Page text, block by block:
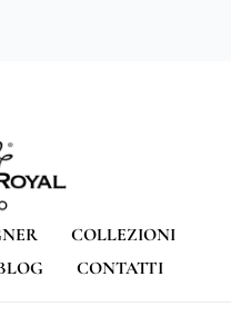
COLLEZIONI
CONTATTI